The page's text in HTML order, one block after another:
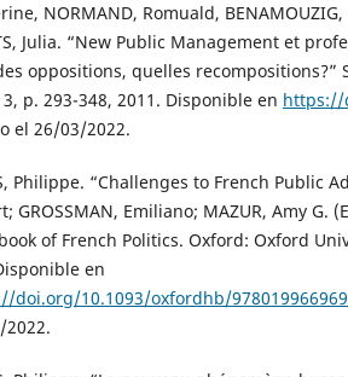
NORMAND, Romuald,
Julia. “New Public Management et
oppositions, quelles recompositions?”
3, p. 293-348, 2011. Disponible en https://
el 26/03/2022.
Philippe. “Challenges to French Public
GROSSMAN, Emiliano; MAZUR, Amy G.
of French Politics. Oxford: Oxford
en
doi.org/10.1093/oxfordhb/